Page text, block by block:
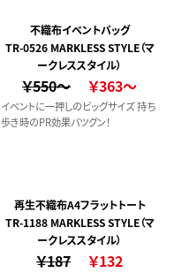
不織布イベントバッグ
TR-0526 MARKLESS STYLE（マ
ークレススタイル）
￥550～ ￥363～
イベントに一押しのビッグサイズ 持ち
歩き時のPR効果バツグン！
再生不織布A4フラットトート
TR-1188 MARKLESS STYLE（マ
ークレススタイル）
￥187 ￥132